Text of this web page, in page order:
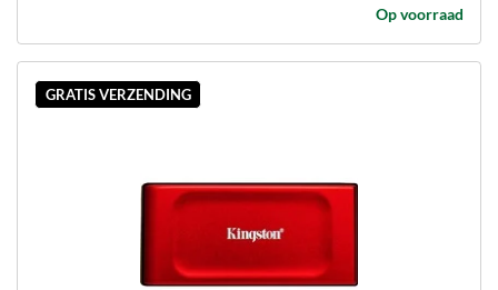
Op voorraad
GRATIS VERZENDING